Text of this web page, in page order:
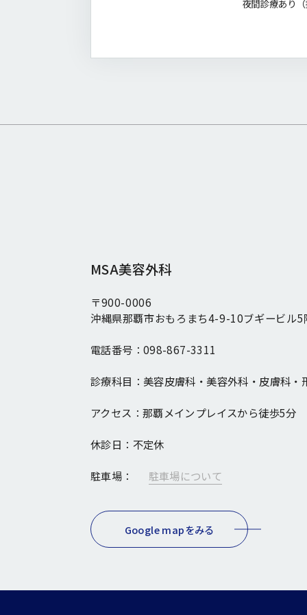
夜間診療あり
MSA美容外科
〒900-0006
沖縄県那覇市おもろまち4-9-10ブギービル5
電話番号： 098-867-3311
診療科目： 美容皮膚科・美容外科・皮膚科・
アクセス： 那覇メインプレイスから徒歩5分
休診日： 不定休
駐車場： 駐車場について
Google mapをみる